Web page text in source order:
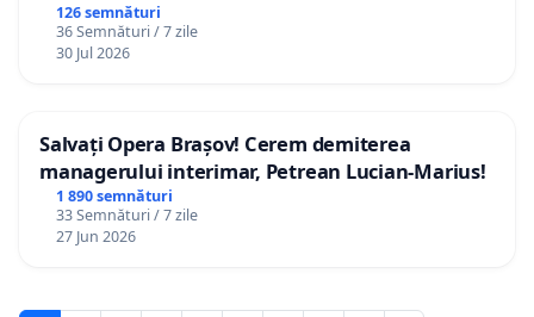
126 semnături
36 Semnături / 7 zile
30 Jul 2026
Salvați Opera Brașov! Cerem demiterea
managerului interimar, Petrean Lucian-Marius!
1 890 semnături
33 Semnături / 7 zile
27 Jun 2026